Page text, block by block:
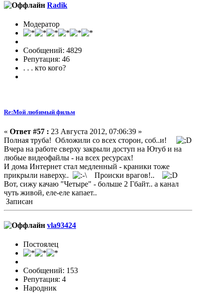
Radik
Модератор
Сообщений: 4829
Репутация: 46
. . . кто кого?
Re:Мой любимый фильм
« Ответ #57 : 23 Августа 2012, 07:06:39 »
Полная труба! Обложили со всех сторон, соб..и!
Вчера на работе сверху закрыли доступ на Ютуб и на
любые видеофайлы - на всех ресурсах!
И дома Интернет стал медленный - краники тоже
прикрыли наверху..
Происки врагов!..
Вот, сижу качаю "Четыре" - больше 2 Гбайт.. а канал
чуть живой, еле-еле капает..
Записан
vla93424
Постоялец
Сообщений: 153
Репутация: 4
Народник